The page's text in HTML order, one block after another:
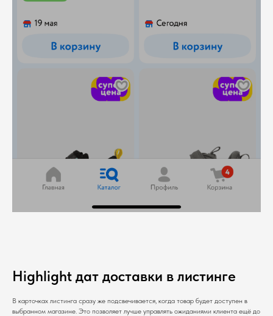
Highlight дат доставки в листинге
В карточках листинга сразу же подсвечивается, когда товар будет доступен в
выбранном магазине. Это позволяет лучше управлять ожиданиями клиента ещё до